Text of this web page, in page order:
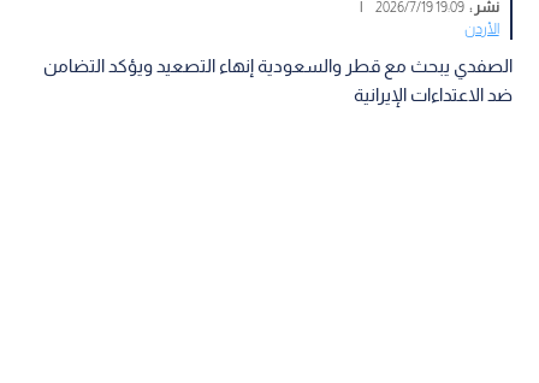
نشر :19:09 2026/7/19
|
الأردن
الصفدي يبحث مع قطر والسعودية إنهاء التصعيد ويؤكد التضامن
ضد الاعتداءات الإيرانية